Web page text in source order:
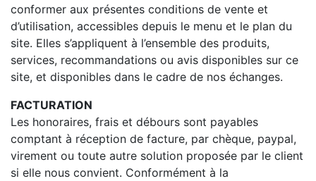
conformer aux présentes conditions de vente et
d’utilisation, accessibles depuis le menu et le plan du
site. Elles s’appliquent à l’ensemble des produits,
services, recommandations ou avis disponibles sur ce
site, et disponibles dans le cadre de nos échanges.
FACTURATION
Les honoraires, frais et débours sont payables
comptant à réception de facture, par chèque, paypal,
virement ou toute autre solution proposée par le client
si elle nous convient. Conformément à la